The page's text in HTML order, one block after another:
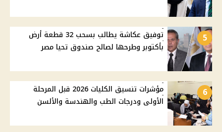
5
توفيق عكاشة يطالب بسحب 32 قطعة أرض
بأكتوبر وطرحها لصالح صندوق تحيا مصر
6
مؤشرات تنسيق الكليات 2026 قبل المرحلة
الأولى ودرجات الطب والهندسة والألسن